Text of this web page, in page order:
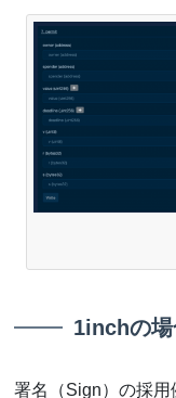
1inchの
署名（Sign）の採